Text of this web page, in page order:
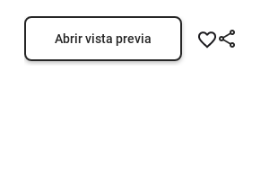
Abrir vista previa